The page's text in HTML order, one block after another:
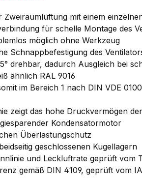
Zweiraumlüftung mit einem
für schelle Montage des
möglich ohne Werkzeug
Schnappbefestigung des
drehbar, dadurch Ausgleich bei
ähnlich RAL 9016
im Bereich 1 nach DIN VDE
zeigt das hohe Druckvermögen
Kondensatormotor
Überlastungschutz
geschlossenen Kugellagern
und Leckluftrate geprüft vom
gemäß DIN 4109, geprüft vom